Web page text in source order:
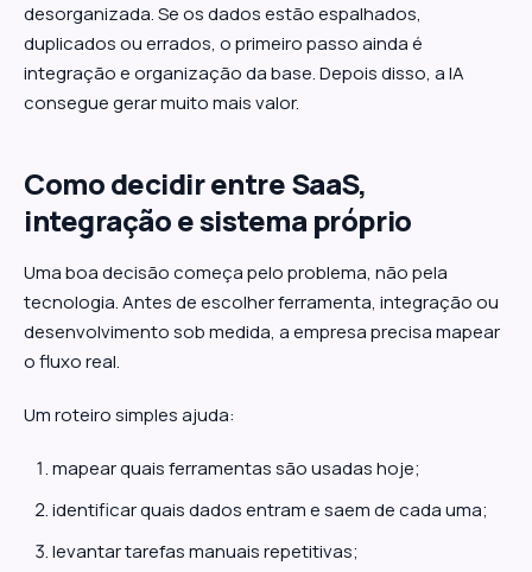
desorganizada. Se os dados estão espalhados,
duplicados ou errados, o primeiro passo ainda é
integração e organização da base. Depois disso, a IA
consegue gerar muito mais valor.
Como decidir entre SaaS,
integração e sistema próprio
Uma boa decisão começa pelo problema, não pela
tecnologia. Antes de escolher ferramenta, integração ou
desenvolvimento sob medida, a empresa precisa mapear
o fluxo real.
Um roteiro simples ajuda:
mapear quais ferramentas são usadas hoje;
identificar quais dados entram e saem de cada uma;
levantar tarefas manuais repetitivas;